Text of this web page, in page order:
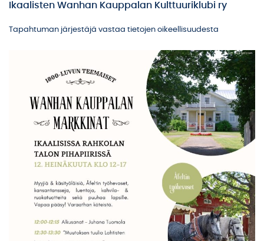
Ikaalisten Wanhan Kauppalan Kulttuuriklubi ry
Tapahtuman järjestäjä vastaa tietojen oikeellisuudesta